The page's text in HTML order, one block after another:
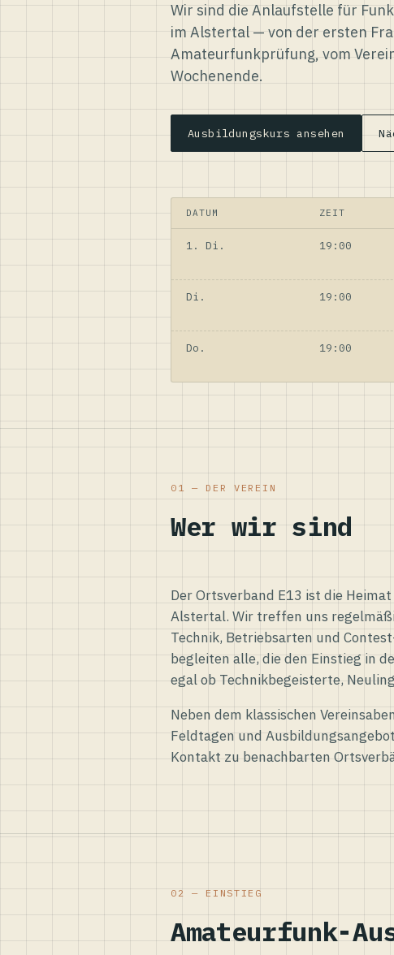
Wir sind die Anlaufstelle für
im Alstertal — von der ersten
Amateurfunkprüfung, vom
Wochenende.
Ausbildungskurs ansehen
DATUM ZEIT
1. Di. 19:00
Di. 19:00
Do. 19:00
01 — DER VEREIN
Wer wir sind
Der Ortsverband E13 ist die
Alstertal. Wir treffen uns
Technik, Betriebsarten und
begleiten alle, die den Einstieg in
egal ob Technikbegeisterte,
Neben dem klassischen
Feldtagen und
Kontakt zu benachbarten
02 — EINSTIEG
Amateurfunk-